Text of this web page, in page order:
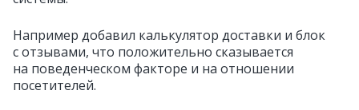
Например добавил калькулятор доставки и блок
с отзывами, что положительно сказывается
на поведенческом факторе и на отношении
посетителей.